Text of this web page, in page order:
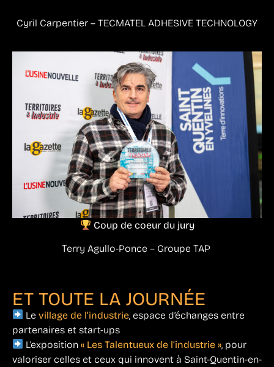
Cyril Carpentier – TECMATEL ADHESIVE TECHNOLOGY
Coup de coeur du jury
Terry Agullo-Ponce – Groupe TAP
ET TOUTE LA JOURNÉE
Levillage de l’industrie , espace d’échanges entre
partenaires et start-ups
L’exposition« Les Talentueux de l’industrie » , pour
valoriser celles et ceux qui innovent à Saint-Quentin-en-